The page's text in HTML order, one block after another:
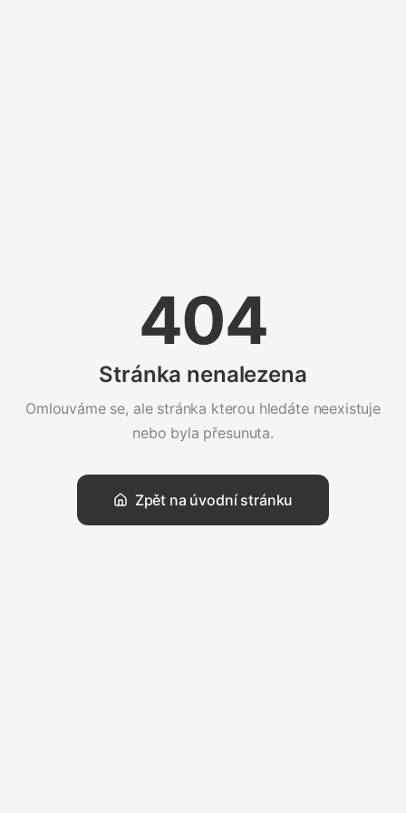
404
Stránka nenalezena
Omlouváme se, ale stránka kterou hledáte neexistuje
nebo byla přesunuta.
Zpět na úvodní stránku